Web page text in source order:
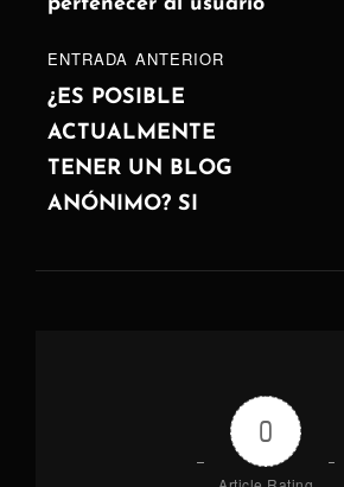
entradas
ENTRADA
ANTERIOR
ENTRADA ANTERIOR
¿ES POSIBLE
ACTUALMENTE
TENER UN BLOG
ANÓNIMO? SI
0